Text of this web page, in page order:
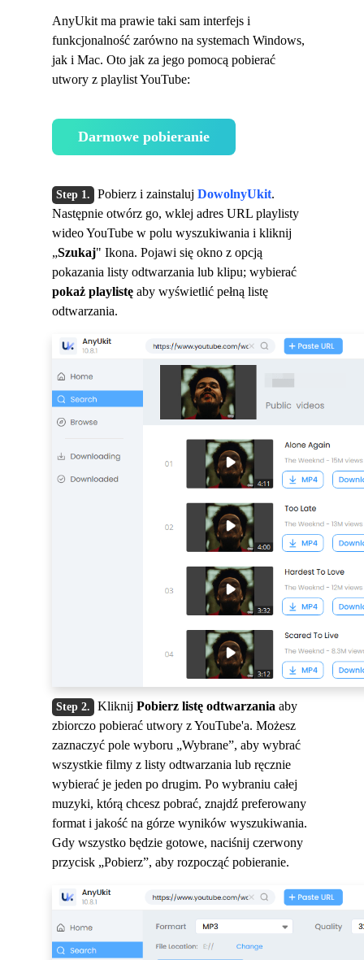
AnyUkit ma prawie taki sam interfejs i
funkcjonalność zarówno na systemach Windows,
jak i Mac. Oto jak za jego pomocą pobierać
utwory z playlist YouTube:
Darmowe pobieranie
Pobierz i zainstaluj DowolnyUkit.
Następnie otwórz go, wklej adres URL playlisty
wideo YouTube w polu wyszukiwania i kliknij
„Szukaj" Ikona. Pojawi się okno z opcją
pokazania listy odtwarzania lub klipu; wybierać
pokaż playlistę aby wyświetlić pełną listę
odtwarzania.
Kliknij Pobierz listę odtwarzania aby
zbiorczo pobierać utwory z YouTube'a. Możesz
zaznaczyć pole wyboru „Wybrane”, aby wybrać
wszystkie filmy z listy odtwarzania lub ręcznie
wybierać je jeden po drugim. Po wybraniu całej
muzyki, którą chcesz pobrać, znajdź preferowany
format i jakość na górze wyników wyszukiwania.
Gdy wszystko będzie gotowe, naciśnij czerwony
przycisk „Pobierz”, aby rozpocząć pobieranie.